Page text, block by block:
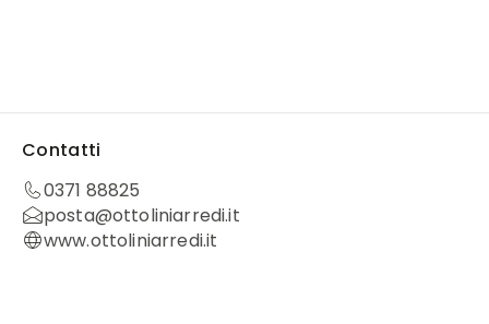
Contatti
0371 88825
posta@ottoliniarredi.it
www.ottoliniarredi.it